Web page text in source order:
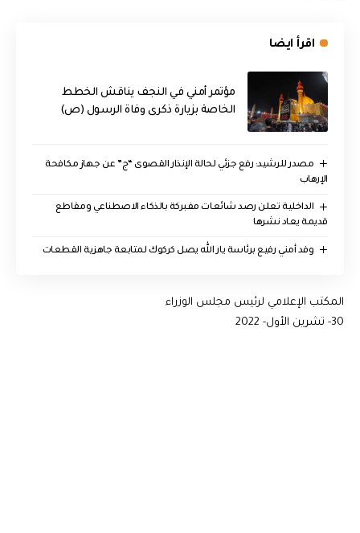
اقرأ ايضا
مؤتمر أمني في النجف يناقش الخطط
الخاصة بزيارة ذكرى وفاة الرسول (ص)
مصدر للرشيد: رفع جزئي لحالة الإنذار القصوى “ج” عن جهاز مكافحة
الإرهاب
الداخلية تعلن رصد شائعات مفبركة بالذكاء الاصطناعي ومقاطع
قديمة يعاد نشرها
وفد أمني رفيع برئاسة يار الله يصل كركوك لمتابعة جاهزية القطعات
المكتب الإعلامي لرئيس مجلس الوزراء
30- تشرين الأول- 2022